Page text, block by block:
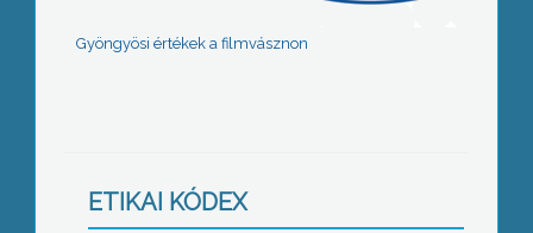
Gyöngyösi értékek a filmvásznon
ETIKAI KÓDEX